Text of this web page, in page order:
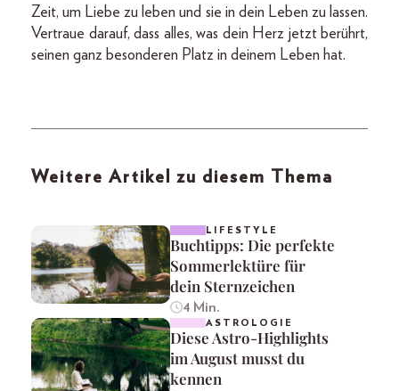
Zeit, um Liebe zu leben und sie in dein Leben zu lassen.
Vertraue darauf, dass alles, was dein Herz jetzt berührt,
seinen ganz besonderen Platz in deinem Leben hat.
Weitere Artikel zu diesem Thema
LIFESTYLE
Buchtipps: Die perfekte
Sommerlektüre für
dein Sternzeichen
4 Min.
ASTROLOGIE
Diese Astro-Highlights
im August musst du
kennen